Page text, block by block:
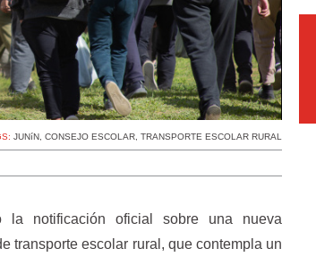
JUNíN ,CONSEJO ESCOLAR ,TRANSPORTE ESCOLAR RURAL
la notificación oficial sobre una nueva
transporte escolar rural, que contempla un